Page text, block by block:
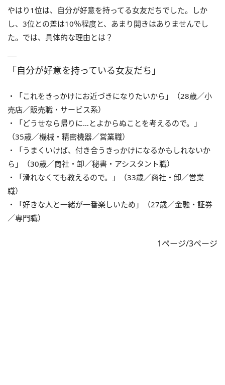
やはり1位は、自分が好意を持ってる女友だちでした。しか
し、3位との差は10％程度と、あまり開きはありませんでし
た。では、具体的な理由とは？
「自分が好意を持っている女友だち」
・「これをきっかけにお近づきになりたいから」（28歳／小
売店／販売職・サービス系）
・「どうせなら帰りに…とよからぬことを考えるので。」
（35歳／機械・精密機器／営業職）
・「うまくいけば、付き合うきっかけになるかもしれないか
ら」（30歳／商社・卸／秘書・アシスタント職）
・「滑れなくても教えるので。」（33歳／商社・卸／営業
職）
・「好きな人と一緒が一番楽しいため」（27歳／金融・証券
／専門職）
1ページ/3ページ